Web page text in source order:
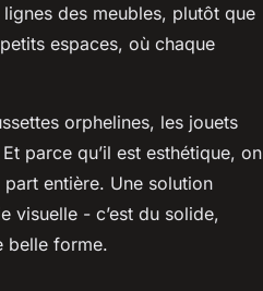
des meubles, plutôt que
espaces, où chaque
orphelines, les jouets
parce qu’il est esthétique, on
entière. Une solution
visuelle - c’est du solide,
belle forme.